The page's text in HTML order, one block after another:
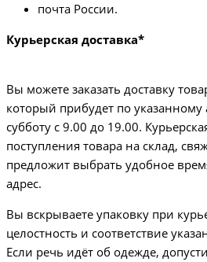
почта России.
Курьерская доставка*
Вы можете заказать доставку
который прибудет по
субботу с 9.00 до 19.00.
поступления товара на склад,
предложит выбрать удобное
адрес.
Вы вскрываете упаковку при
целостность и соответствие
Если речь идёт об одежде,